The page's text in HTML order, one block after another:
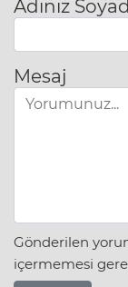
Adınız
Mesaj
Gönderilen
içermemesi